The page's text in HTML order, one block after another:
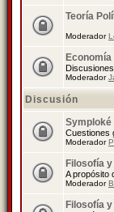
Teoría
Moderador
Economía
Moderador
Discusión
Symploké
Cuestiones
Moderador
Filosofía
A propósito
Moderador
Filosofía